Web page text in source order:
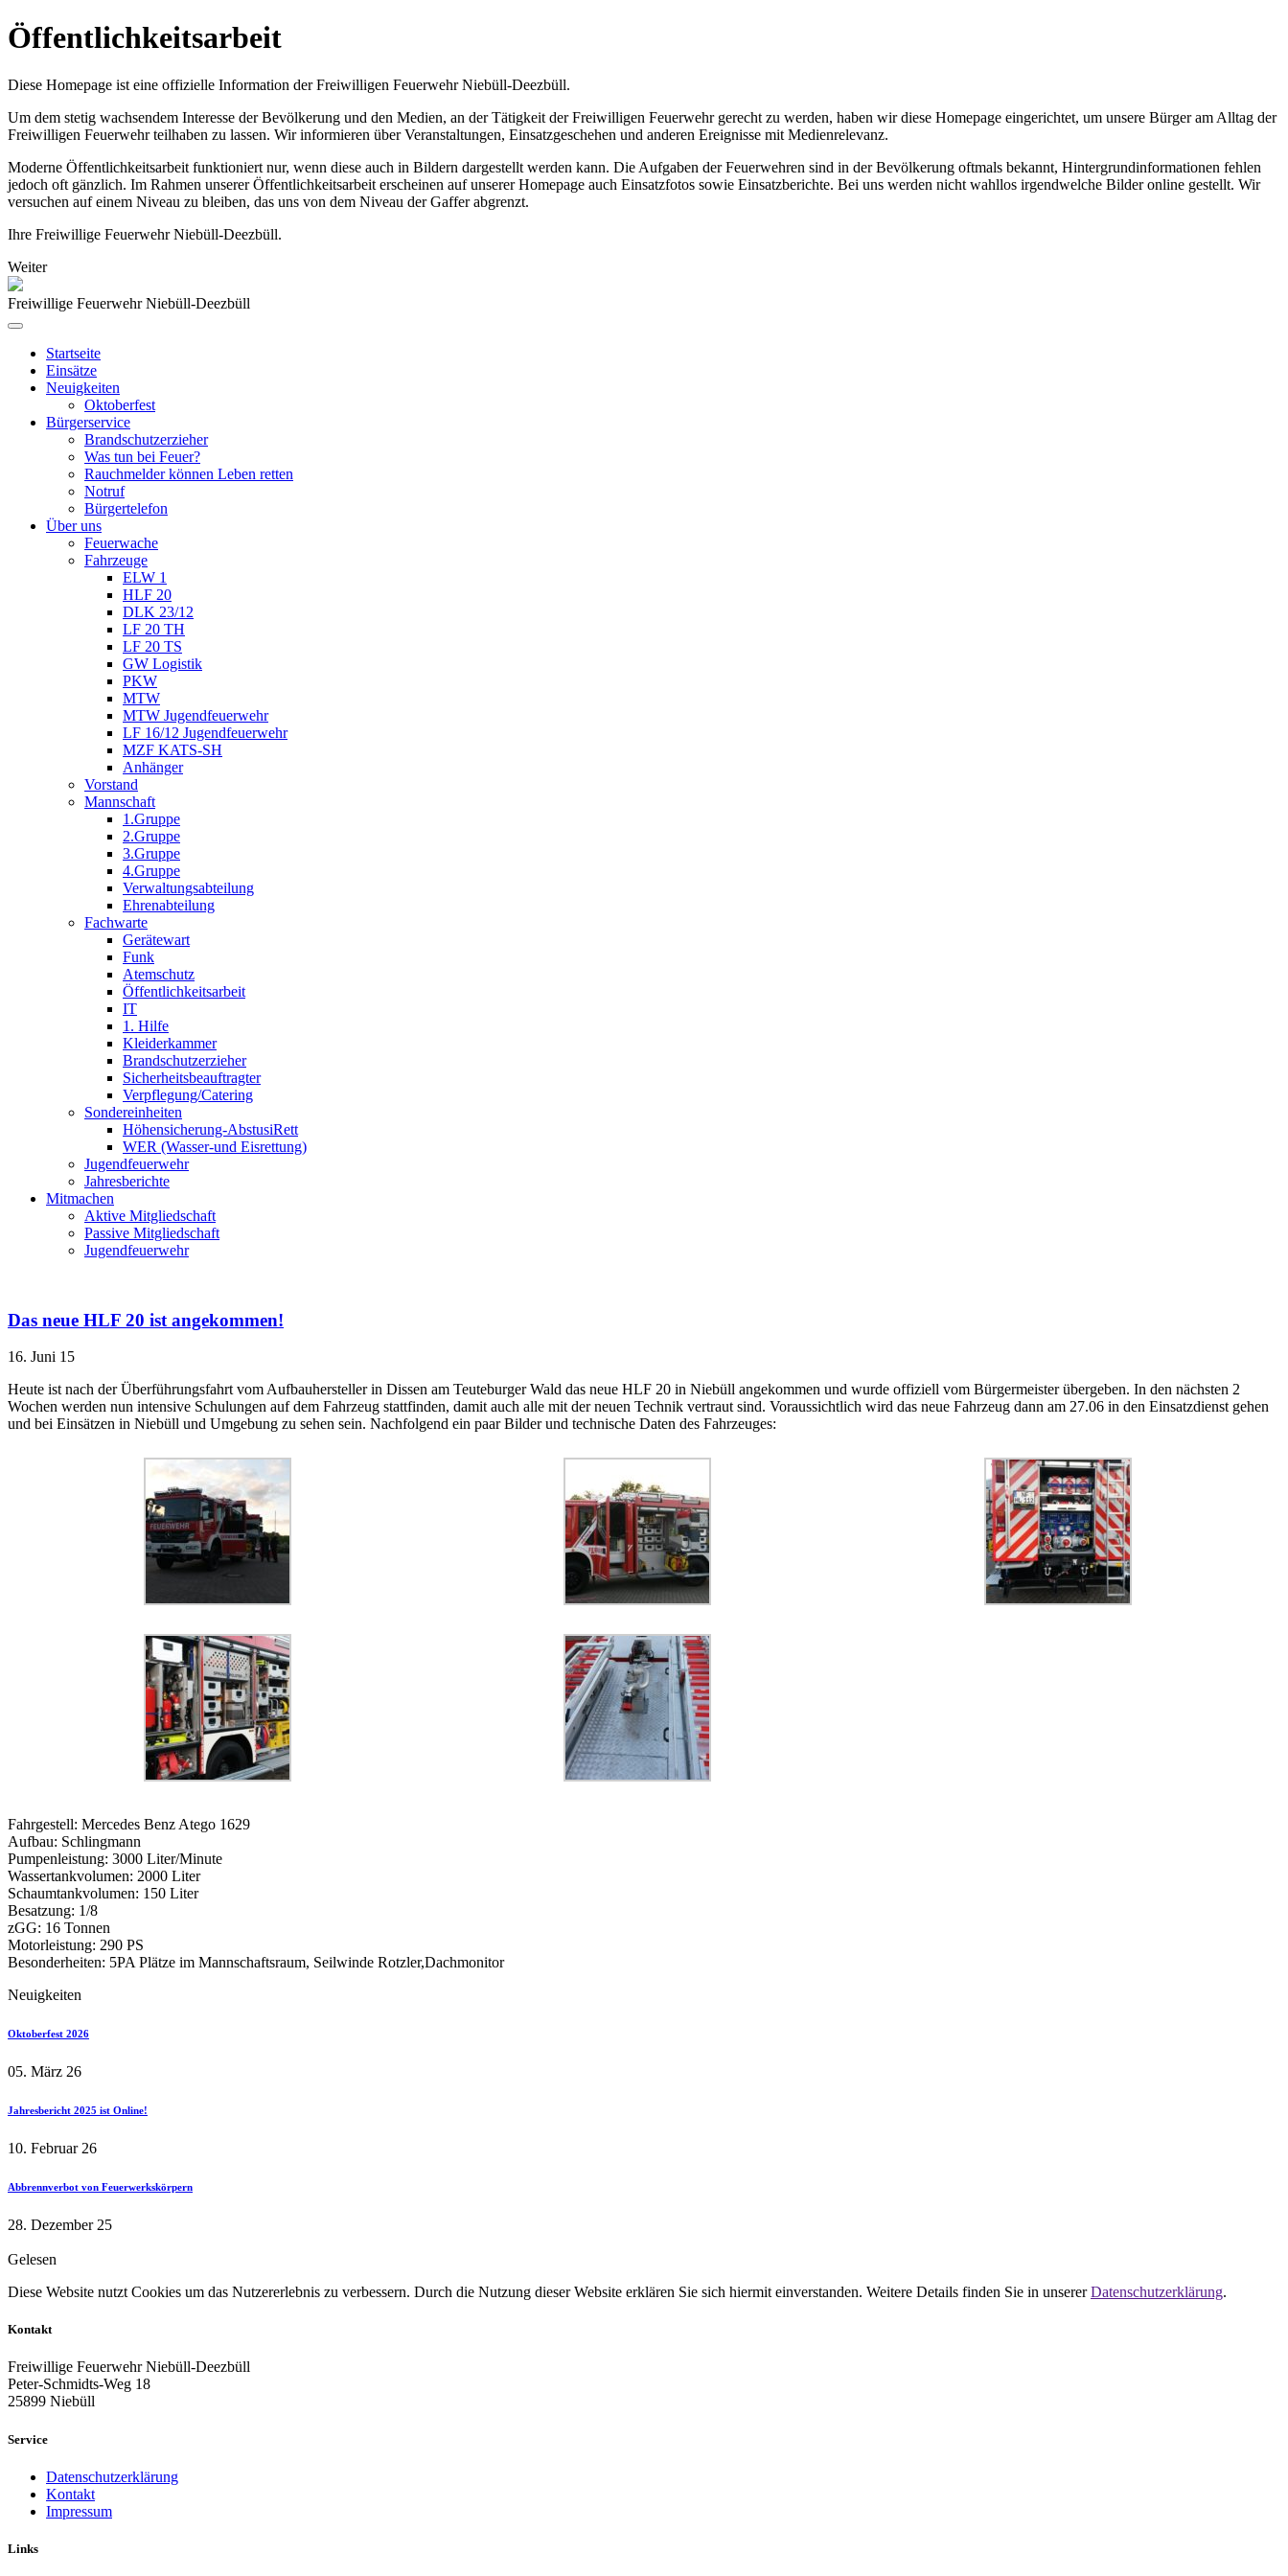
Öffentlichkeitsarbeit
Diese Homepage ist eine offizielle Information der Freiwilligen Feuerwehr Niebüll-Deezbüll.
Um dem stetig wachsendem Interesse der Bevölkerung und den Medien, an der Tätigkeit der Freiwilligen Feuerwehr gerecht zu werden, haben wir diese Homepage eingerichtet, um unsere Bürger am Alltag der
Freiwilligen Feuerwehr teilhaben zu lassen. Wir informieren über Veranstaltungen, Einsatzgeschehen und anderen Ereignisse mit Medienrelevanz.
Moderne Öffentlichkeitsarbeit funktioniert nur, wenn diese auch in Bildern dargestellt werden kann. Die Aufgaben der Feuerwehren sind in der Bevölkerung oftmals bekannt, Hintergrundinformationen fehlen
jedoch oft gänzlich. Im Rahmen unserer Öffentlichkeitsarbeit erscheinen auf unserer Homepage auch Einsatzfotos sowie Einsatzberichte. Bei uns werden nicht wahllos irgendwelche Bilder online gestellt. Wir
versuchen auf einem Niveau zu bleiben, das uns von dem Niveau der Gaffer abgrenzt.
Ihre Freiwillige Feuerwehr Niebüll-Deezbüll.
Weiter
Freiwillige Feuerwehr Niebüll-Deezbüll
Startseite
Einsätze
Neuigkeiten
Oktoberfest
Bürgerservice
Brandschutzerzieher
Was tun bei Feuer?
Rauchmelder können Leben retten
Notruf
Bürgertelefon
Über uns
Feuerwache
Fahrzeuge
ELW 1
HLF 20
DLK 23/12
LF 20 TH
LF 20 TS
GW Logistik
PKW
MTW
MTW Jugendfeuerwehr
LF 16/12 Jugendfeuerwehr
MZF KATS-SH
Anhänger
Vorstand
Mannschaft
1.Gruppe
2.Gruppe
3.Gruppe
4.Gruppe
Verwaltungsabteilung
Ehrenabteilung
Fachwarte
Gerätewart
Funk
Atemschutz
Öffentlichkeitsarbeit
IT
1. Hilfe
Kleiderkammer
Brandschutzerzieher
Sicherheitsbeauftragter
Verpflegung/Catering
Sondereinheiten
Höhensicherung-AbstusiRett
WER (Wasser-und Eisrettung)
Jugendfeuerwehr
Jahresberichte
Mitmachen
Aktive Mitgliedschaft
Passive Mitgliedschaft
Jugendfeuerwehr
Das neue HLF 20 ist angekommen!
16. Juni 15
Heute ist nach der Überführungsfahrt vom Aufbauhersteller in Dissen am Teuteburger Wald das neue HLF 20 in Niebüll angekommen und wurde offiziell vom Bürgermeister übergeben. In den nächsten 2
Wochen werden nun intensive Schulungen auf dem Fahrzeug stattfinden, damit auch alle mit der neuen Technik vertraut sind. Voraussichtlich wird das neue Fahrzeug dann am 27.06 in den Einsatzdienst gehen
und bei Einsätzen in Niebüll und Umgebung zu sehen sein. Nachfolgend ein paar Bilder und technische Daten des Fahrzeuges:
Fahrgestell: Mercedes Benz Atego 1629
Aufbau: Schlingmann
Pumpenleistung: 3000 Liter/Minute
Wassertankvolumen: 2000 Liter
Schaumtankvolumen: 150 Liter
Besatzung: 1/8
zGG: 16 Tonnen
Motorleistung: 290 PS
Besonderheiten: 5PA Plätze im Mannschaftsraum, Seilwinde Rotzler,Dachmonitor
Neuigkeiten
Oktoberfest 2026
05. März 26
Jahresbericht 2025 ist Online!
10. Februar 26
Abbrennverbot von Feuerwerkskörpern
28. Dezember 25
Gelesen
Diese Website nutzt Cookies um das Nutzererlebnis zu verbessern. Durch die Nutzung dieser Website erklären Sie sich hiermit einverstanden. Weitere Details finden Sie in unsererDatenschutzerklärung.
Kontakt
Freiwillige Feuerwehr Niebüll-Deezbüll
Peter-Schmidts-Weg 18
25899 Niebüll
Service
Datenschutzerklärung
Kontakt
Impressum
Links